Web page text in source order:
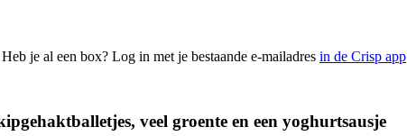
je al een box? Log in met je bestaande e-mailadres in de Crisp app
veel groente en een yoghurtsausje